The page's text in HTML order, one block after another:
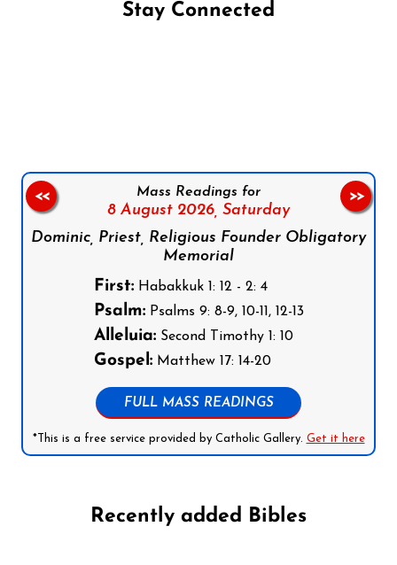
Stay Connected
Mass Readings for
8 August 2026, Saturday
Dominic, Priest, Religious Founder Obligatory
Memorial
First:Habakkuk 1: 12 - 2: 4
Psalm:Psalms 9: 8-9, 10-11, 12-13
Alleluia:Second Timothy 1: 10
Gospel:Matthew 17: 14-20
FULL MASS READINGS
*This is a free service provided by Catholic Gallery. Get it here
<< >>
Recently added Bibles